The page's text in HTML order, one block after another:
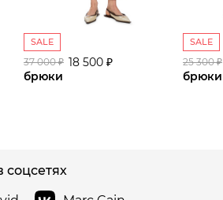
SALE
37 000 ₽ 18 500 ₽
брюки
SALE
25 300 ₽
брюки
соцсетях